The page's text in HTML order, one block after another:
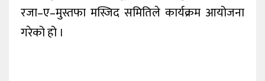
रजा–ए–मुस्तफा मस्जिद समितिले कार्यक्रम आयोजना
गरेको हो ।